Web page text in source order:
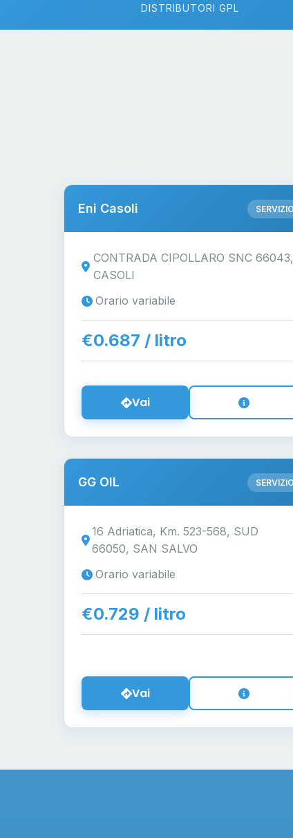
DISTRIBUTORI GPL
Eni Casoli SERVIZIO
CONTRADA CIPOLLARO SNC 66043,
CASOLI
Orario variabile
€0.687 / litro
Vai
GG OIL SERVIZIO
16 Adriatica, Km. 523-568, SUD
66050, SAN SALVO
Orario variabile
€0.729 / litro
Vai